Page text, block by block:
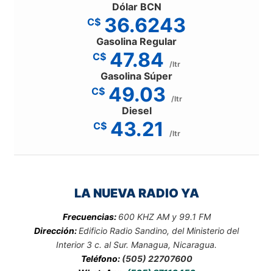
Dólar BCN
C$ 36.6243
Gasolina Regular
C$ 47.84 /ltr
Gasolina Súper
C$ 49.03 /ltr
Diesel
C$ 43.21 /ltr
LA NUEVA RADIO YA
Frecuencias: 600 KHZ AM y 99.1 FM
Dirección:Edificio Radio Sandino, del Ministerio del
Interior 3 c. al Sur. Managua, Nicaragua.
Teléfono: (505) 22707600